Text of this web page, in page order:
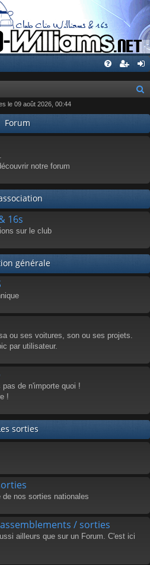
h
c
le 09 août 2026, 00:44
Forum
notre forum
16s
sur le club
générale
ou ses voitures, son ou ses projets.
par utilisateur.
de n'importe quoi !
!
sorties
de nos sorties nationales
/ sorties
ailleurs que sur un Forum. C'est ici